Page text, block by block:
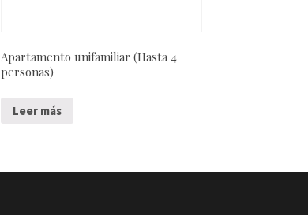
Apartamento unifamiliar (Hasta 4
personas)
Leer más